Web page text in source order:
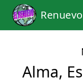
Alma,